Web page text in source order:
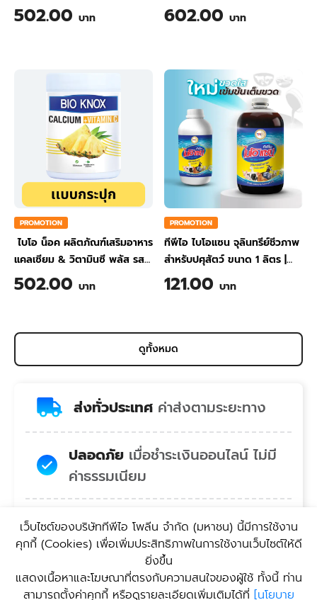
ขิง ขนาด 200 กรัม
502.00 บาท
ส้ม ขนาด 200 กรัม
602.00 บาท
PROMOTION
ไบโอ น็อค ผลิตภัณฑ์เสริมอาหาร
แคลเซียม & วิตามินซี พลัส รส
สับปะรด ขนาด 200 กรัม
502.00 บาท
PROMOTION
ทีพีไอ ไบโอแซน จุลินทรีย์ชีวภาพ
สำหรับปศุสัตว์ ขนาด 1 ลิตร |
TPI BIO-SAN Organic
Wastewater Treatment for
121.00 บาท
ดูทั้งหมด
ส่งทั่วประเทศ ค่าส่งตามระยะทาง
ปลอดภัย เมื่อชำระเงินออนไลน์ ไม่มี
ค่าธรรมเนียม
สบายใจ คอลเซ็นเตอร์พร้อมยินดี
บริการ
สะดวก บริการรับสินค้า
เว็บไซต์ของบริษัททีพีไอ โพลีน จํากัด (มหาชน) นี้มีการใช้งาน
คุกกี้ (Cookies) เพื่อเพิ่มประสิทธิภาพในการใช้งานเว็บไซต์ให้ดี
ยิ่งขึ้น
แสดงเนื้อหาและโฆษณาที่ตรงกับความสนใจของผู้ใช้ ทั้งนี้ ท่าน
สามารถตั้งค่าคุกกี้ หรือดูรายละเอียดเพิ่มเติมได้ที่ [นโยบาย